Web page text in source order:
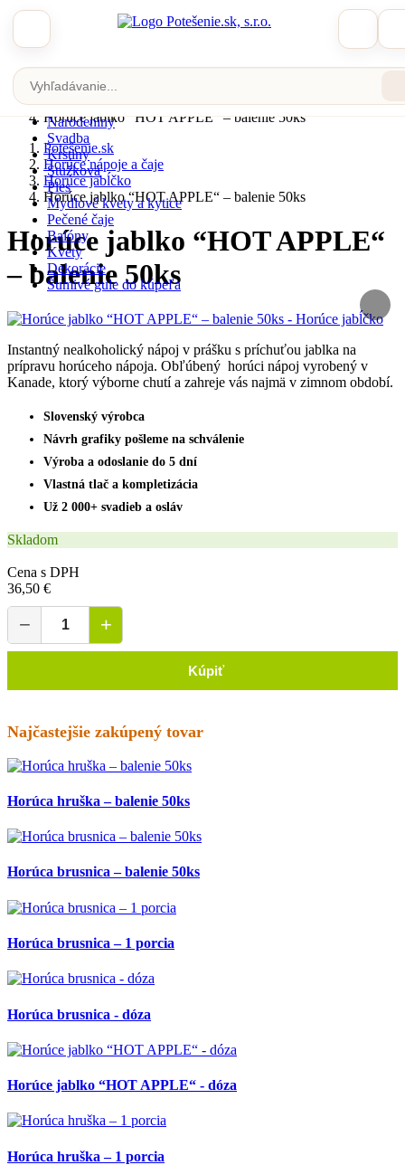
Zobraziť katalóg
Potešenie.sk
Horúce nápoje a čaje
Horúce jabĺčko
Horúce jablko “HOT APPLE“ – balenie 50ks
Veľká noc
Narodeniny
Svadba
Krstiny
Stužková
Ples
Mydlové kvety a kytice
Pečené čaje
Balóny
Kvety
Dekorácie
Šumivé gule do kúpeľa
Potešenie.sk
Horúce nápoje a čaje
Horúce jabĺčko
Horúce jablko “HOT APPLE“ – balenie 50ks
Horúce jablko “HOT APPLE“
– balenie 50ks
Instantný nealkoholický nápoj v prášku s príchuťou jablka na
prípravu horúceho nápoja. Obľúbený horúci nápoj vyrobený v
Kanade, ktorý výborne chutí a zahreje vás najmä v zimnom období.
Slovenský výrobca
Návrh grafiky pošleme na schválenie
Výroba a odoslanie do 5 dní
Vlastná tlač a kompletizácia
Už 2 000+ svadieb a osláv
Skladom
Cena s DPH
36,50 €
− +
Kúpiť
Najčastejšie zakúpený tovar
Horúca hruška – balenie 50ks
Horúca brusnica – balenie 50ks
Horúca brusnica – 1 porcia
Horúca brusnica - dóza
Horúce jablko “HOT APPLE“ - dóza
Horúca hruška – 1 porcia